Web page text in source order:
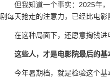
但我知道一个事实：2025年
剧每天抢走的注意力，已经比电影
在这种局面下，还愿意掏钱
这些人，才是电影院最后的基
今年暑期档，就是检验这个